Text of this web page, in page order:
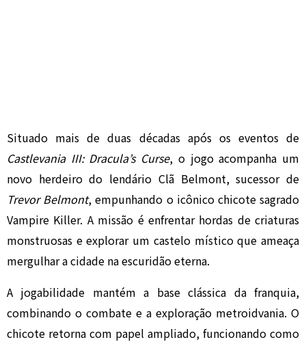
Situado mais de duas décadas após os eventos de
Castlevania III: Dracula’s Curse, o jogo acompanha um
novo herdeiro do lendário Clã Belmont, sucessor de
Trevor Belmont, empunhando o icônico chicote sagrado
Vampire Killer. A missão é enfrentar hordas de criaturas
monstruosas e explorar um castelo místico que ameaça
mergulhar a cidade na escuridão eterna.
A jogabilidade mantém a base clássica da franquia,
combinando o combate e a exploração metroidvania. O
chicote retorna com papel ampliado, funcionando como